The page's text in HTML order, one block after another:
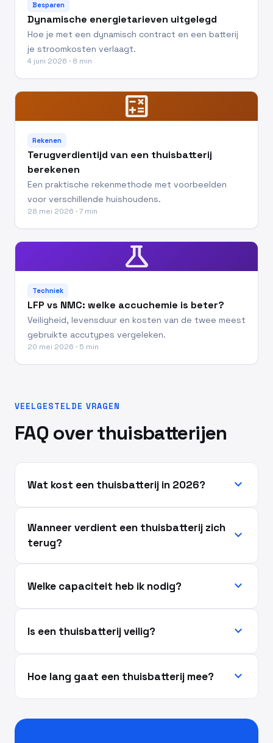
Besparen
Dynamische energietarieven uitgelegd
Hoe je met een dynamisch contract en een batterij
je stroomkosten verlaagt.
4 juni 2026 · 8 min
calculate
Rekenen
Terugverdientijd van een thuisbatterij
berekenen
Een praktische rekenmethode met voorbeelden
voor verschillende huishoudens.
28 mei 2026 · 7 min
science
Techniek
LFP vs NMC: welke accuchemie is beter?
Veiligheid, levensduur en kosten van de twee meest
gebruikte accutypes vergeleken.
20 mei 2026 · 5 min
VEELGESTELDE VRAGEN
FAQ over thuisbatterijen
Wat kost een thuisbatterij in 2026? expand_more
Wanneer verdient een thuisbatterij zich
terug?
expand_more
Welke capaciteit heb ik nodig? expand_more
Is een thuisbatterij veilig? expand_more
Hoe lang gaat een thuisbatterij mee? expand_more